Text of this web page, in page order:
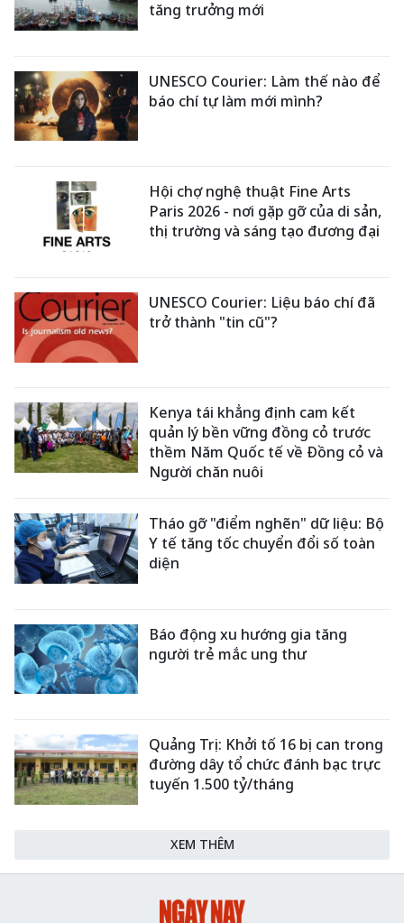
tăng trưởng mới
UNESCO Courier: Làm thế nào để
báo chí tự làm mới mình?
Hội chợ nghệ thuật Fine Arts
Paris 2026 - nơi gặp gỡ của di sản,
thị trường và sáng tạo đương đại
UNESCO Courier: Liệu báo chí đã
trở thành "tin cũ"?
Kenya tái khẳng định cam kết
quản lý bền vững đồng cỏ trước
thềm Năm Quốc tế về Đồng cỏ và
Người chăn nuôi
Tháo gỡ "điểm nghẽn" dữ liệu: Bộ
Y tế tăng tốc chuyển đổi số toàn
diện
Báo động xu hướng gia tăng
người trẻ mắc ung thư
Quảng Trị: Khởi tố 16 bị can trong
đường dây tổ chức đánh bạc trực
tuyến 1.500 tỷ/tháng
XEM THÊM